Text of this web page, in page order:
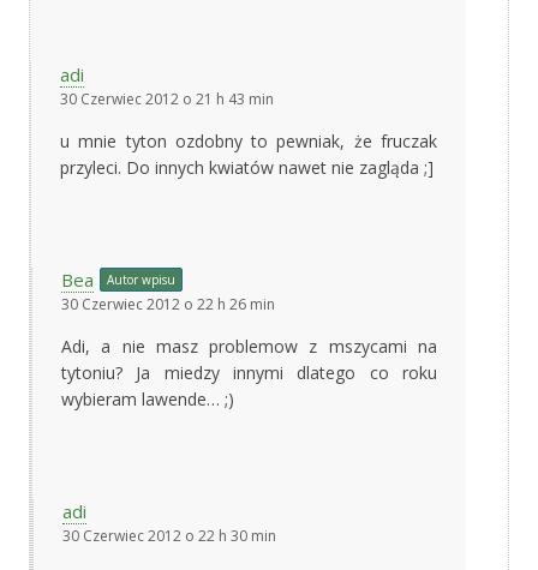
adi
30 Czerwiec 2012 o 21 h 43 min
u mnie tyton ozdobny to pewniak, że fruczak
przyleci. Do innych kwiatów nawet nie zagląda ;]
Bea Autor wpisu
30 Czerwiec 2012 o 22 h 26 min
Adi, a nie masz problemow z mszycami na
tytoniu? Ja miedzy innymi dlatego co roku
wybieram lawende… ;)
adi
30 Czerwiec 2012 o 22 h 30 min